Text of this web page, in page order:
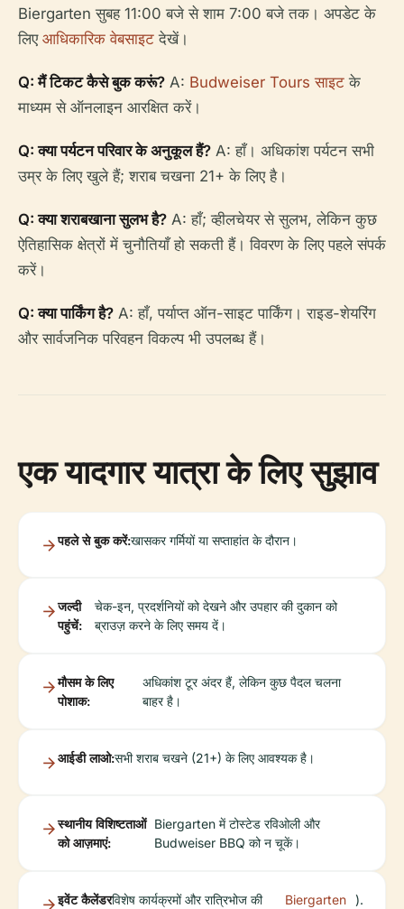
Biergarten सुबह 11:00 बजे से शाम 7:00 बजे तक। अपडेट के
लिए आधिकारिक वेबसाइट देखें।
Q: मैं टिकट कैसे बुक करूं? A: Budweiser Tours साइट के
माध्यम से ऑनलाइन आरक्षित करें।
Q: क्या पर्यटन परिवार के अनुकूल हैं? A: हाँ। अधिकांश पर्यटन सभी
उम्र के लिए खुले हैं; शराब चखना 21+ के लिए है।
Q: क्या शराबखाना सुलभ है? A: हाँ; व्हीलचेयर से सुलभ, लेकिन कुछ
ऐतिहासिक क्षेत्रों में चुनौतियाँ हो सकती हैं। विवरण के लिए पहले संपर्क
करें।
Q: क्या पार्किंग है? A: हाँ, पर्याप्त ऑन-साइट पार्किंग। राइड-शेयरिंग
और सार्वजनिक परिवहन विकल्प भी उपलब्ध हैं।
एक यादगार यात्रा के लिए सुझाव
पहले से बुक करें:खासकर गर्मियों या सप्ताहांत के दौरान।
जल्दी
पहुंचें:
चेक-इन, प्रदर्शनियों को देखने और उपहार की दुकान को
ब्राउज़ करने के लिए समय दें।
मौसम के लिए
पोशाक:
अधिकांश टूर अंदर हैं, लेकिन कुछ पैदल चलना
बाहर है।
आईडी लाओ:सभी शराब चखने (21+) के लिए आवश्यक है।
स्थानीय विशिष्टताओं
को आज़माएं:
Biergarten में टोस्टेड रविओली और
Budweiser BBQ को न चूकें।
इवेंट कैलेंडरविशेष कार्यक्रमों और रात्रिभोज की Biergarten ).